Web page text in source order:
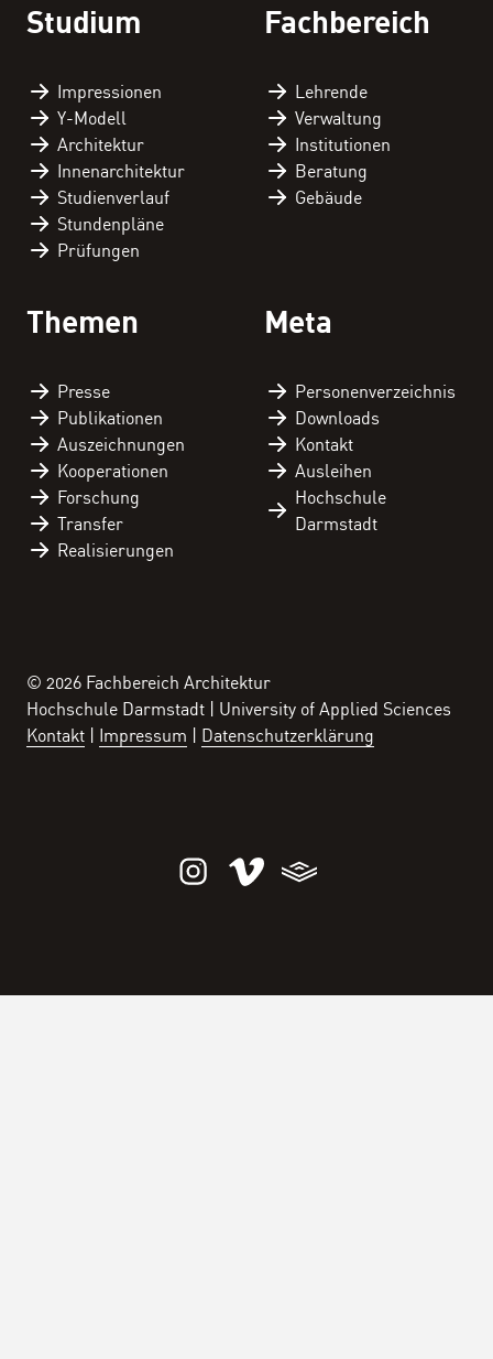
FACHBEREICH
THEMEN
Personenverzeichnis
Downloads
Studium
Impressionen
Y-Modell
Architektur
Innenarchitektur
Studienverlauf
Stundenpläne
Prüfungen
Fachbereich
Lehrende
Verwaltung
Institutionen
Beratung
Gebäude
Themen
Presse
Publikationen
Auszeichnungen
Kooperationen
Forschung
Transfer
Realisierungen
Meta
Personen­verzeichnis
Downloads
Kontakt
Ausleihen
Hochschule
Darmstadt
© 2026 Fachbereich Architektur
Hochschule Darmstadt | University of Applied Sciences
Kontakt
Impressum Datenschutzerklärung